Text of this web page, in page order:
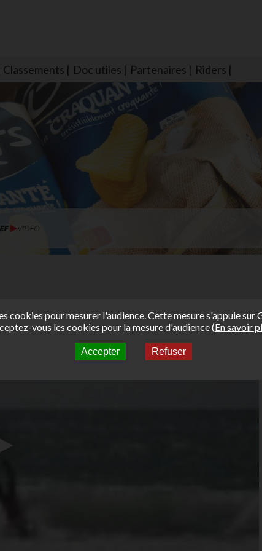
Classements Doc utiles Partenaires Riders
qui veillent sur nous pour que l'eau salée n'ait jamais le
cookies pour mesurer l'audience. Cette mesure s'appuie sur
vous les cookies pour la mesure d'audience (En savoir
Accepter Refuser